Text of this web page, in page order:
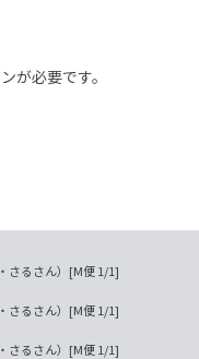
が必要です。
さるさん）[M便 1/1]
さるさん）[M便 1/1]
さるさん）[M便 1/1]